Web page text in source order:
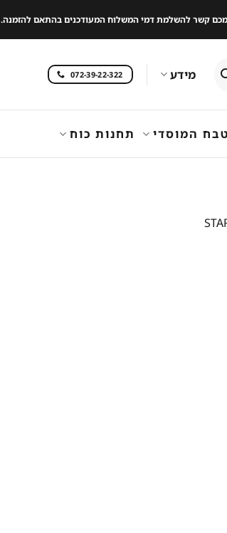
עמכם קשר להשלמת דמי המשלוח המעודכנים בהתאם להזמנה.
מידע 072-39-22-322
המוסדי תחנות כוח